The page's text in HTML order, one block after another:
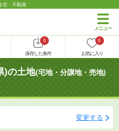
宅・不動産
0
保存した条件
0
お気に入り
)の土地(宅地・分譲地・売地)
変更する